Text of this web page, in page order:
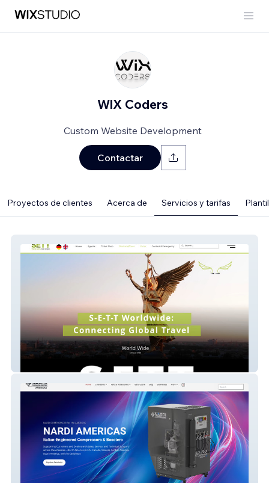
WlX Coders
Custom Website Development
Contactar
Proyectos de clientes Acerca de Servicios y tarifas
S-E-T-T Worldwide